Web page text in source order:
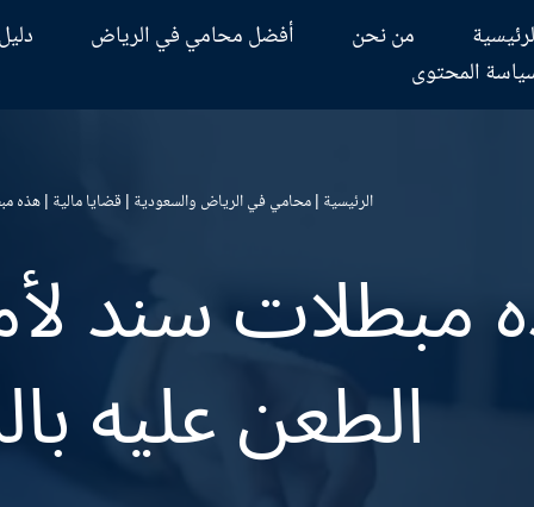
من نحن أفضل محامي في الرياض
المحتوى
الرئيسية |محامي في الرياض والسعودية |قضايا مالية |هذه
مبطلات سند
الطعن عليه